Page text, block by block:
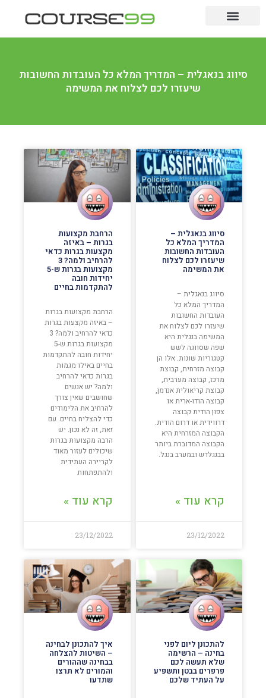
סיווג בנאגלית – המדריך המלא כל העובדות החשובות
שיעזרו לכם לצלוח את המשימה
סיווג בנאגלית –
המדריך המלא כל
העובדות החשובות
שיעזרו לכם לצלוח
את המשימה
סיווג בנאגלית –
המדריך המלא כל
העובדות החשובות
שיעזרו לכם לצלוח את
המשימה בנגלית היא
שפה שסווגה לשש
קטגוריות שונות. אלו הן
קבוצה מזרחית, קבוצת
מרכז, קבוצה מערבית,
קבוצת קריאולית אנדמן,
קבוצה הודו-ארית או
צפון הודית קבוצה
דרווידית או דרום הודית.
הקבוצה המזרחית היא
הקבוצה המדוברת ביותר
בבנגלדש ובמערב בנגל.
קרא עוד »
23/12/2022
הרחבת מקצועות
בגרות – באיזה
מקצעות בגרות כדאי
להרחיב ולמה? 3
מקצועות בגרות ש-5
יחידות חובה
להתקדמות בחיים
הרחבת מקצועות בגרות
– באיזה מקצעות בגרות
כדאי להרחיב ולמה? 3
מקצועות בגרות ש-5
יחידות חובה להתקדמות
בחיים באילו מגמות
בגרות כדאי להרחיב
ולמה? יש אנשים
שחושבים שאין צורך
להרחיב את הלימודים
כדי להצליח בחיים. עם
זאת, זה לא נכון. יש
הרבה מקצועות בגרות
שיכולים לעזור מאוד
לקריירה העתידית
ולהתפתחות
קרא עוד »
23/12/2022
להתכונן ליום לפני
בחינה – הרשימה
שלא תעשה לכם
פרפרים בבטן ותשפיע
על העתיד שלכם
איך להתכונן לבחינה
– השיטות להצלחה
בבחינה שההורים
והמורים לא תרצו
שתדעו